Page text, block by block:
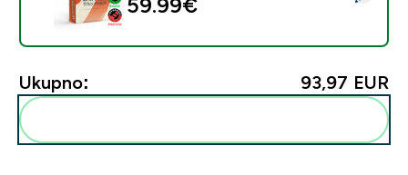
Ukupno: 93,97 EUR‎